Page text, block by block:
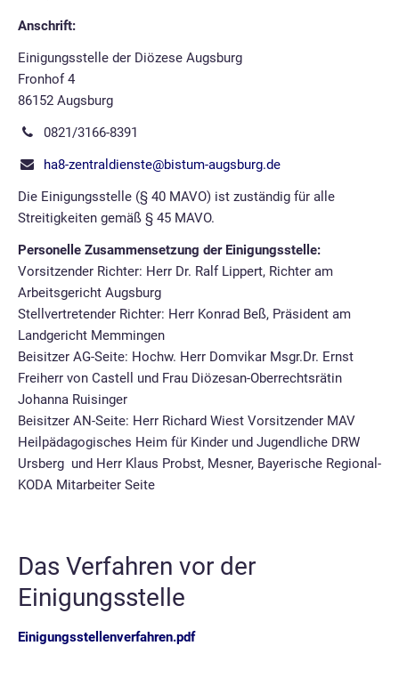
und
Schlichtungsstelle
Links
Kontakt
Impressum
Datenschutz
Intern
Downloads
Materialien
Anschrift:
Einigungsstelle der Diözese Augsburg
Fronhof 4
86152 Augsburg
0821/3166-8391
ha8-zentraldienste@bistum-augsburg.de
Die Einigungsstelle (§ 40 MAVO) ist zuständig für alle
Streitigkeiten gemäß § 45 MAVO.
Personelle Zusammensetzung der Einigungsstelle:
Vorsitzender Richter: Herr Dr. Ralf Lippert, Richter am
Arbeitsgericht Augsburg
Stellvertretender Richter: Herr Konrad Beß, Präsident am
Landgericht Memmingen
Beisitzer AG-Seite: Hochw. Herr Domvikar Msgr.Dr. Ernst
Freiherr von Castell und Frau Diözesan-Oberrechtsrätin
Johanna Ruisinger
Beisitzer AN-Seite: Herr Richard Wiest Vorsitzender MAV
Heilpädagogisches Heim für Kinder und Jugendliche DRW
Ursberg und Herr Klaus Probst, Mesner, Bayerische Regional-
KODA Mitarbeiter Seite
Das Verfahren vor der
Einigungsstelle
Einigungsstellenverfahren.pdf